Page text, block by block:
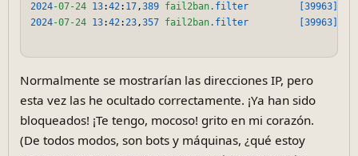
2024-07-24 13:42: 17,389 fail2ban.filter [39963]
2024-07-24 13:42:23,357 fail2ban.filter [39963]
Normalmente se mostrarían las direcciones IP, pero
esta vez las he ocultado correctamente. ¡Ya han sido
bloqueados! ¡Te tengo, mocoso! grito en mi corazón.
(De todos modos, son bots y máquinas, ¿qué estoy